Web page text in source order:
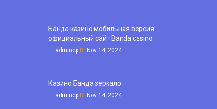
Банда казино мобильная версия
официальный сайт Banda casino
admincp Nov 14, 2024
Казино Банда зеркало
admincp Nov 14, 2024